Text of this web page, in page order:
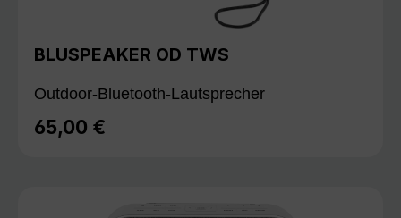
BLUSPEAKER OD TWS
Outdoor-Bluetooth-Lautsprecher
Regulärer Preis:
65,00 €